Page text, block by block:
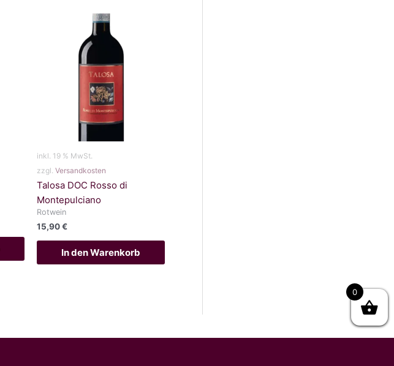
inkl. 19 % MwSt.
zzgl.Versandkosten
Talosa DOC Rosso di
Montepulciano
Rotwein
15,90€
In den Warenkorb
0